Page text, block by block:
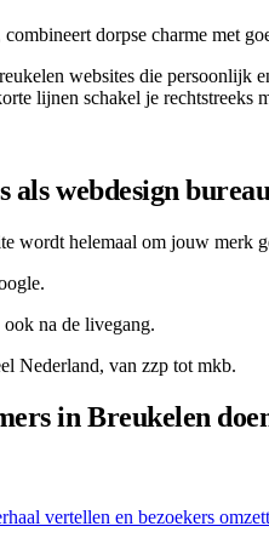
dorpse charme met
websites die persoonlijk
lijnen schakel je rechtstreeks
als webdesign
wordt helemaal om jouw merk
na de livegang.
Nederland, van zzp tot mkb.
inBreukelen
vertellen en bezoekers